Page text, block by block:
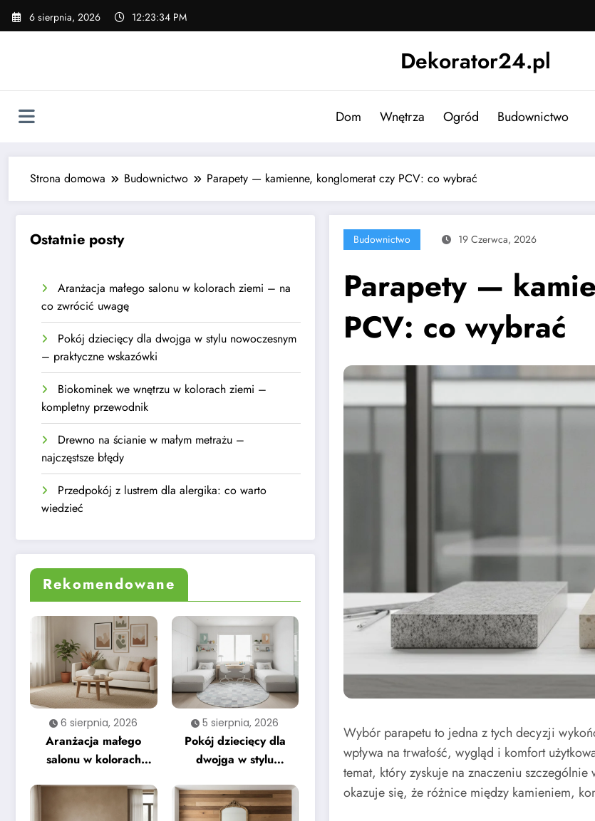
Skip
6 sierpnia, 2026 12:23:35 PM
Dekorator24.pl
Dom Wnętrza Ogród Budownictwo
Strona domowa Budownictwo Parapety — kamienne, konglomerat czy PCV: co wybrać
Ostatnie posty
Aranżacja małego salonu w kolorach ziemi – na
co zwrócić uwagę
Pokój dziecięcy dla dwojga w stylu nowoczesnym
– praktyczne wskazówki
Biokominek we wnętrzu w kolorach ziemi –
kompletny przewodnik
Drewno na ścianie w małym metrażu –
najczęstsze błędy
Przedpokój z lustrem dla alergika: co warto
wiedzieć
Rekomendowane
6 sierpnia, 2026
Aranżacja małego
salonu w kolorach
5 sierpnia, 2026
Pokój dziecięcy dla
dwojga w stylu
praktyczne wskazówki
Budownictwo 19 Czerwca, 2026
Parapety —
PCV: co wybrać
Wybór parapetu to jedna z tych decyzji
wpływa na trwałość, wygląd i komfort
temat, który zyskuje na znaczeniu
okazuje się, że różnice między kamieniem,